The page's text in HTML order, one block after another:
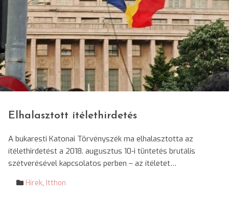
© Boboc-Darvas Tímea/SRR
Elhalasztott ítélethirdetés
A bukaresti Katonai Törvényszék ma elhalasztotta az
ítélethirdetést a 2018. augusztus 10-i tüntetés brutális
szétverésével kapcsolatos perben – az ítéletet…
Hírek, Itthon